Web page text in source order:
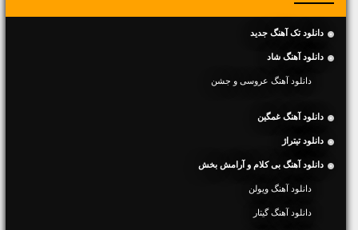
دانلود تک آهنگ جدید
دانلود آهنگ شاد
دانلود آهنگ عروسی و جشن
دانلود آهنگ غمگین
دانلود تیتراژ
دانلود آهنگ بی کلام و آرامش بخش
دانلود آهنگ ویولن
دانلود آهنگ گیتار